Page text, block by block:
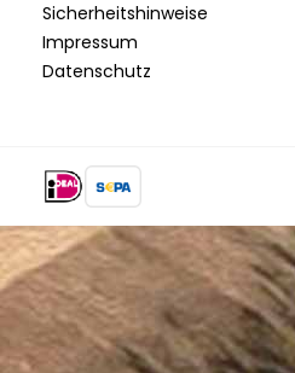
Sicherheitshinweise
Impressum
Datenschutz